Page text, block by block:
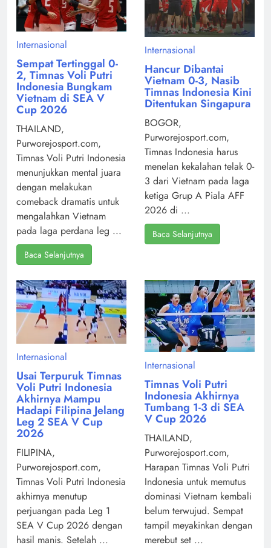
Internasional
Sempat Tertinggal 0-
2, Timnas Voli Putri
Indonesia Bungkam
Vietnam di SEA V
Cup 2026
THAILAND,
Purworejosport.com,
Timnas Voli Putri Indonesia
menunjukkan mental juara
dengan melakukan
comeback dramatis untuk
mengalahkan Vietnam
pada laga perdana leg ...
Baca Selanjutnya
Internasional
Hancur Dibantai
Vietnam 0-3, Nasib
Timnas Indonesia Kini
Ditentukan Singapura
BOGOR,
Purworejosport.com,
Timnas Indonesia harus
menelan kekalahan telak 0-
3 dari Vietnam pada laga
ketiga Grup A Piala AFF
2026 di ...
Baca Selanjutnya
Internasional
Usai Terpuruk Timnas
Voli Putri Indonesia
Akhirnya Mampu
Hadapi Filipina Jelang
Leg 2 SEA V Cup
2026
FILIPINA,
Purworejosport.com,
Timnas Voli Putri Indonesia
akhirnya menutup
perjuangan pada Leg 1
SEA V Cup 2026 dengan
hasil manis. Setelah ...
Internasional
Timnas Voli Putri
Indonesia Akhirnya
Tumbang 1-3 di SEA
V Cup 2026
THAILAND,
Purworejosport.com,
Harapan Timnas Voli Putri
Indonesia untuk memutus
dominasi Vietnam kembali
belum terwujud. Sempat
tampil meyakinkan dengan
merebut set ...